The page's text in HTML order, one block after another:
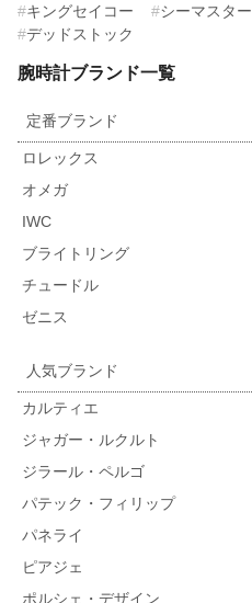
キングセイコー
シーマスター
デッドストック
腕時計ブランド一覧
定番ブランド
ロレックス
オメガ
IWC
ブライトリング
チュードル
ゼニス
人気ブランド
カルティエ
ジャガー・ルクルト
ジラール・ペルゴ
パテック・フィリップ
パネライ
ピアジェ
ポルシェ・デザイン